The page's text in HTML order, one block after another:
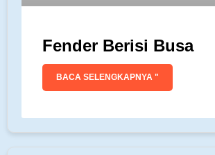
Fender Berisi Busa
BACA SELENGKAPNYA "